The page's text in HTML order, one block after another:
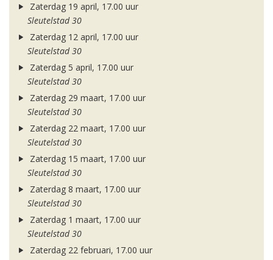
Zaterdag 19 april, 17.00 uur
Sleutelstad 30
Zaterdag 12 april, 17.00 uur
Sleutelstad 30
Zaterdag 5 april, 17.00 uur
Sleutelstad 30
Zaterdag 29 maart, 17.00 uur
Sleutelstad 30
Zaterdag 22 maart, 17.00 uur
Sleutelstad 30
Zaterdag 15 maart, 17.00 uur
Sleutelstad 30
Zaterdag 8 maart, 17.00 uur
Sleutelstad 30
Zaterdag 1 maart, 17.00 uur
Sleutelstad 30
Zaterdag 22 februari, 17.00 uur